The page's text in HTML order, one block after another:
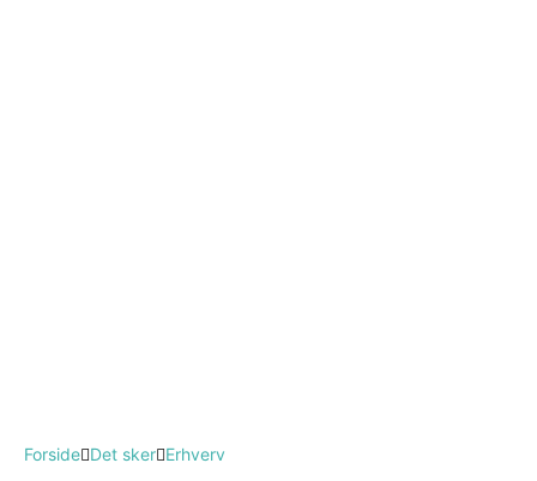
Forside Det sker Erhverv